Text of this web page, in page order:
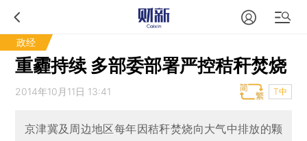
政经
重霾持续 多部委部署严控秸秆焚烧
2014年10月11日 13:41 T中
京津冀及周边地区每年因秸秆焚烧向大气中排放的颗